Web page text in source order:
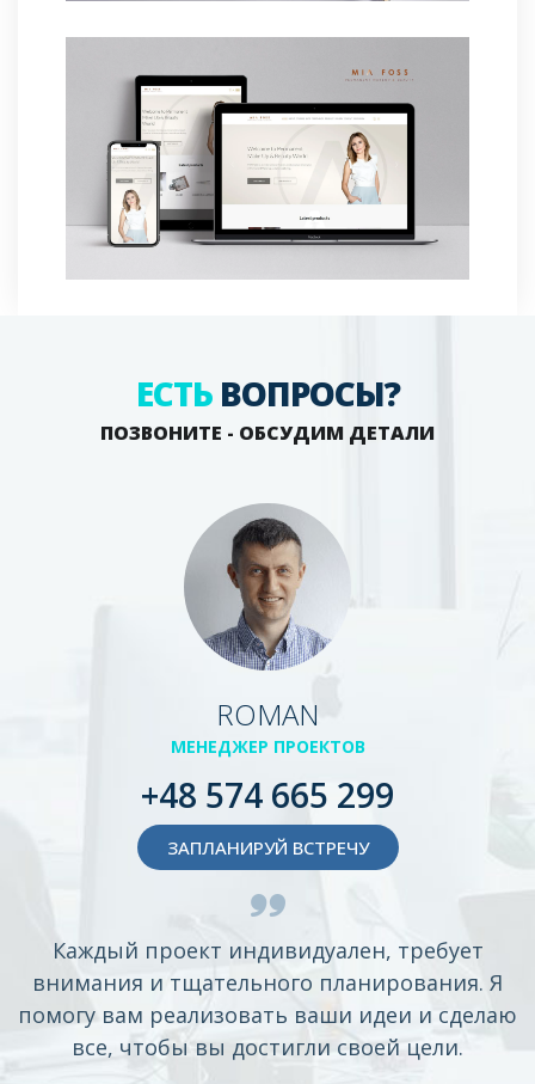
ЕСТЬ ВОПРОСЫ?
ПОЗВОНИТЕ - ОБСУДИМ ДЕТАЛИ
ROMAN
МЕНЕДЖЕР ПРОЕКТОВ
+48 574 665 299
ЗАПЛАНИРУЙ ВСТРЕЧУ
Каждый проект индивидуален, требует
внимания и тщательного планирования. Я
помогу вам реализовать ваши идеи и сделаю
все, чтобы вы достигли своей цели.